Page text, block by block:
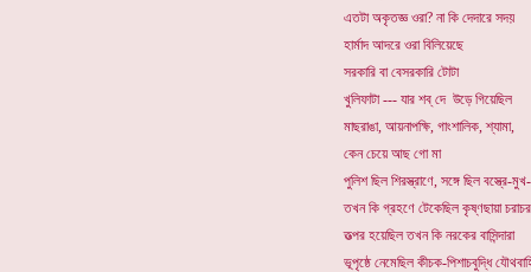
এতটা অকৃতজ্ঞ ওরা? না কি দেদারে সদয়
হার্মাদ আদরে ওরা বিলিয়েছে
সরকারি বা বেসরকারি টোটা
খুলিফাটা --- যার শব্ দে উড়ে গিয়েছিল
মাছরাঙা, আয়নাপক্ষি, গাংশালিক, শ্যামা,
কেন চেয়ে আছ গো মা
পুলিশ ছিল শিরস্ত্রাণে, সঙ্গে ছিল বস্ত্রে-
তখন কি গ্রহণে টেকেছিল কৃষ্ণছায়া চরাচর
তত্পর হয়েছিল তখন কি নরকের বাসিন্দারা
ভূপৃষ্ঠে নেমেছিল কীচক-পিশাচবুদ্ধি